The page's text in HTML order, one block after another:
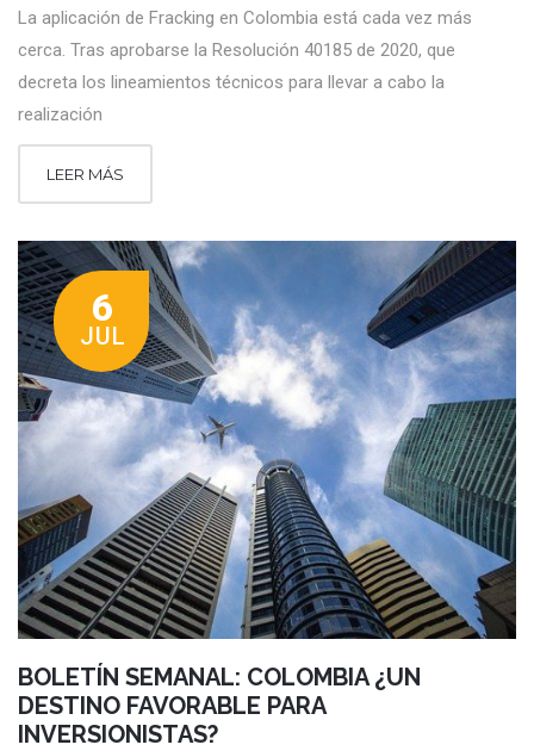
La aplicación de Fracking en Colombia está cada vez más
cerca. Tras aprobarse la Resolución 40185 de 2020, que
decreta los lineamientos técnicos para llevar a cabo la
realización
LEER MÁS
6
JUL
BOLETÍN SEMANAL: COLOMBIA ¿UN
DESTINO FAVORABLE PARA
INVERSIONISTAS?